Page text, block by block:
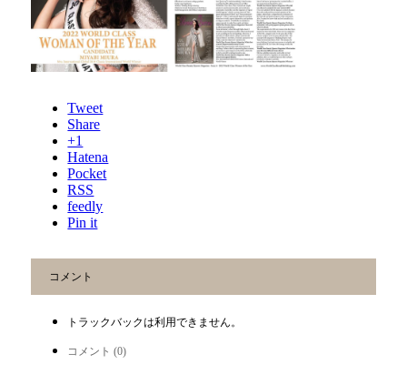
Tweet
Share
+1
Hatena
Pocket
RSS
feedly
Pin it
コメント
トラックバックは利用できません。
コメント (0)